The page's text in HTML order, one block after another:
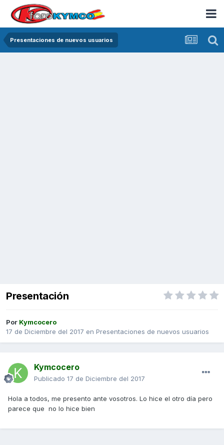
Presentaciones de nuevos usuarios
Presentación
Por Kymcocero
17 de Diciembre del 2017 en Presentaciones de nuevos usuarios
Kymcocero
Publicado 17 de Diciembre del 2017
Hola a todos, me presento ante vosotros. Lo hice el otro día pero
parece que no lo hice bien